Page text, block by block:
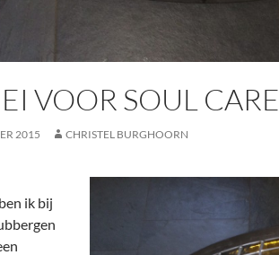
VOOR SOUL CARE
2015 CHRISTEL BURGHOORN
ik bij